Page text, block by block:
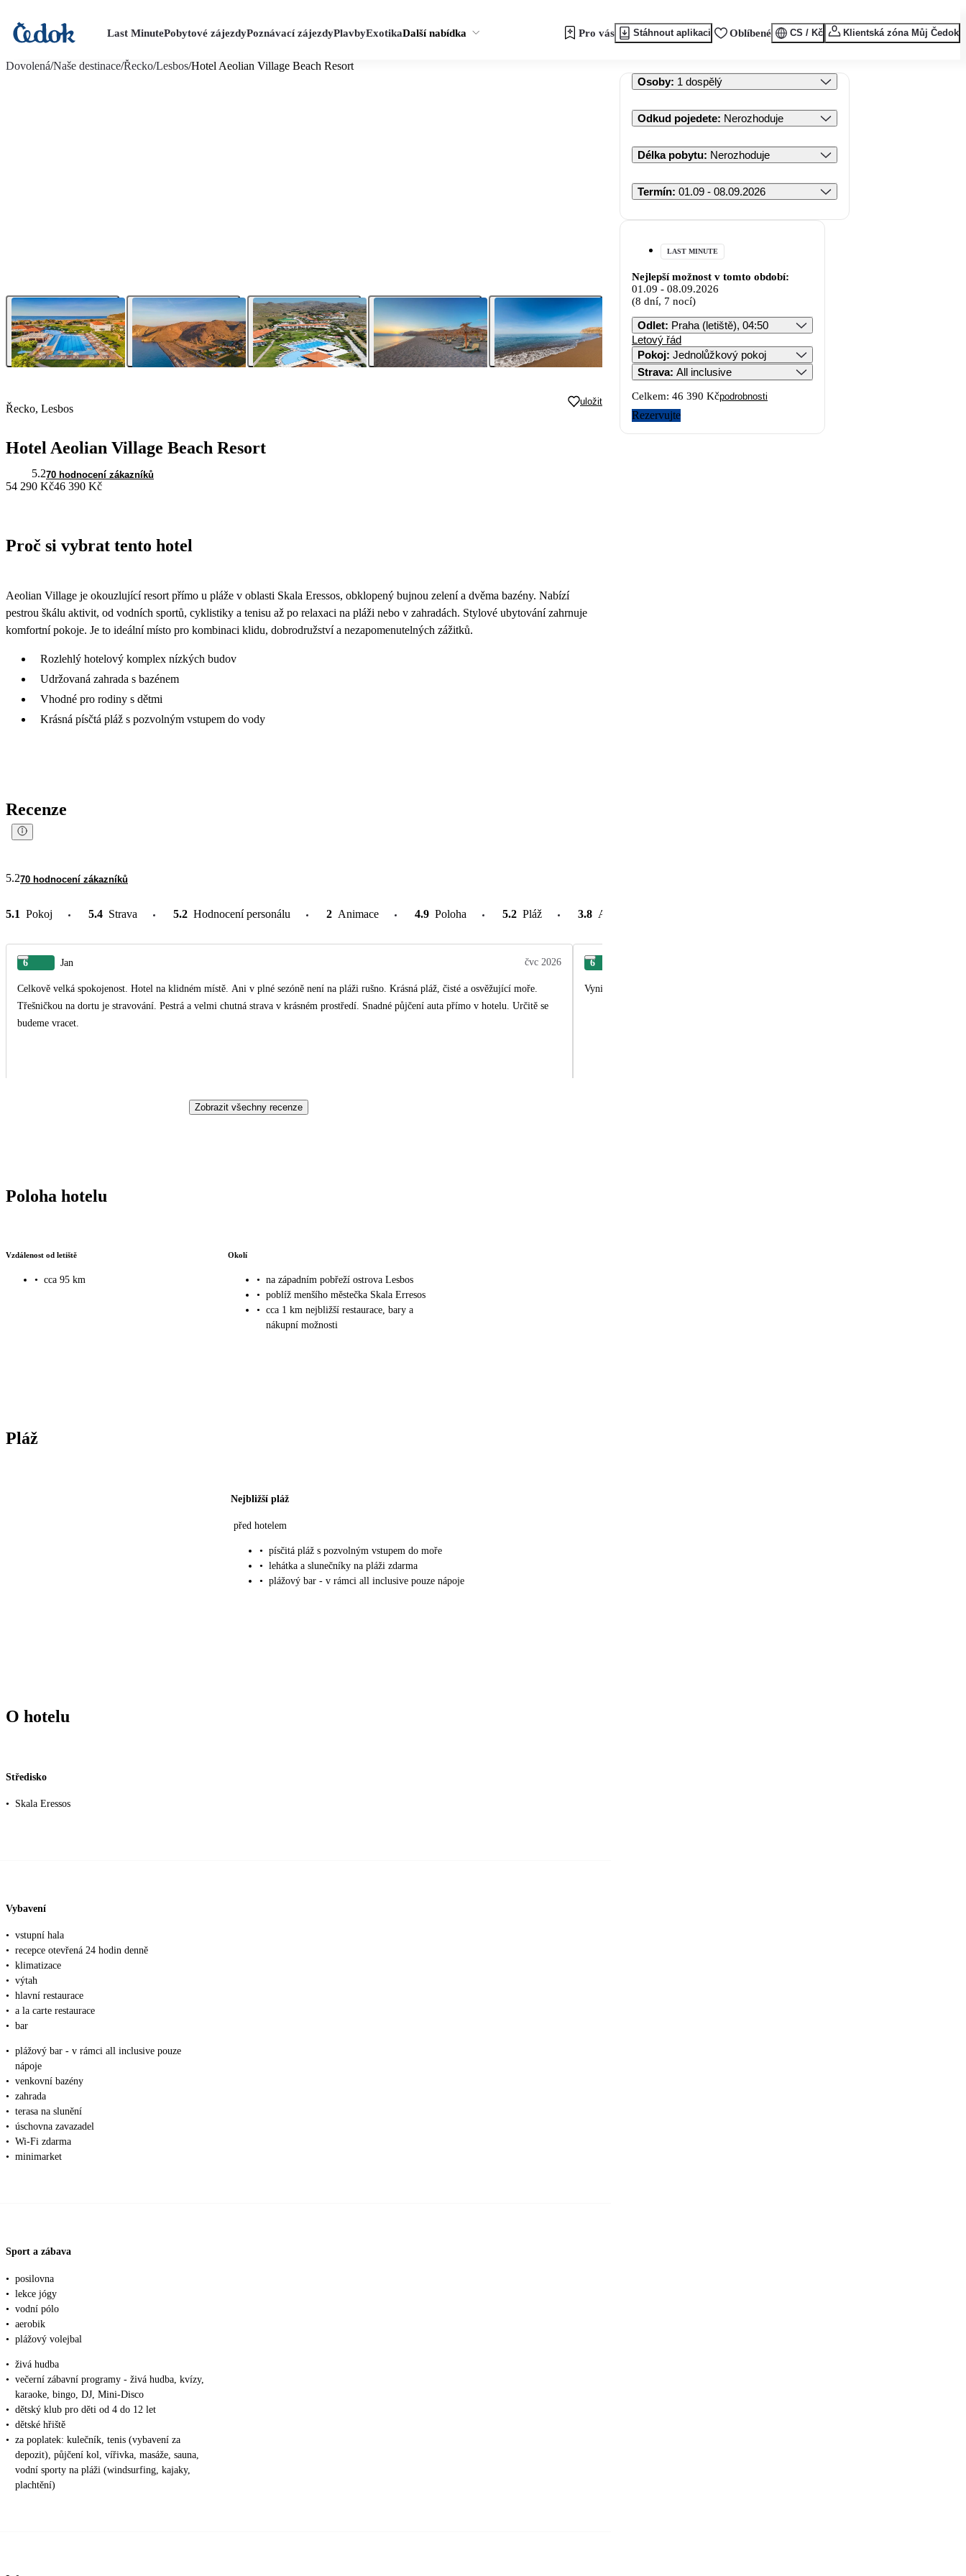
Last MinutePobytové zájezdyPoznávací zájezdyPlavbyExotikaDalší nabídka Pro vás Stáhnout aplikaci Oblíbené CS / Kč Klientská zóna Můj Čedok
Dovolená/Naše destinace/Řecko/Lesbos/Hotel Aeolian Village Beach Resort
Řecko, Lesbos
uložit
Hotel Aeolian Village Beach Resort
5.270 hodnocení zákazníků
54 290 Kč46 390 Kč
Proč si vybrat tento hotel
Aeolian Village je okouzlující resort přímo u pláže v oblasti Skala Eressos, obklopený bujnou zelení a dvěma bazény. Nabízí
pestrou škálu aktivit, od vodních sportů, cyklistiky a tenisu až po relaxaci na pláži nebo v zahradách. Stylové ubytování zahrnuje
komfortní pokoje. Je to ideální místo pro kombinaci klidu, dobrodružství a nezapomenutelných zážitků.
Rozlehlý hotelový komplex nízkých budov
Udržovaná zahrada s bazénem
Vhodné pro rodiny s dětmi
Krásná písčtá pláž s pozvolným vstupem do vody
Recenze
5.270 hodnocení zákazníků
5.1 Pokoj 5.4 Strava 5.2 Hodnocení personálu 2 Animace 4.9 Poloha 5.2 Pláž 3.8 Atrakce v okolí
6 Jan čvc 2026
Celkově velká spokojenost. Hotel na klidném místě. Ani v plné sezóně není na pláži rušno. Krásná pláž, čisté a osvěžující moře.
Třešničkou na dortu je stravování. Pestrá a velmi chutná strava v krásném prostředí. Snadné půjčení auta přímo v hotelu. Určitě se
budeme vracet.
6
Vynikající zájezd ( destinace) od začátku až do konce!!!
Zobrazit všechny recenze
Poloha hotelu
Vzdálenost od letiště
• cca 95 km
Okolí
• na západním pobřeží ostrova Lesbos
• poblíž menšího městečka Skala Erresos
• cca 1 km nejbližší restaurace, bary a
nákupní možnosti
Pláž
Nejbližší pláž
před hotelem
• písčitá pláž s pozvolným vstupem do moře
• lehátka a slunečníky na pláži zdarma
• plážový bar - v rámci all inclusive pouze nápoje
O hotelu
Středisko
• Skala Eressos
Vybavení
• vstupní hala
• recepce otevřená 24 hodin denně
• klimatizace
• výtah
• hlavní restaurace
• a la carte restaurace
• bar
• plážový bar - v rámci all inclusive pouze
nápoje
• venkovní bazény
• zahrada
• terasa na slunění
• úschovna zavazadel
• Wi-Fi zdarma
• minimarket
Sport a zábava
• posilovna
• lekce jógy
• vodní pólo
• aerobik
• plážový volejbal
• živá hudba
• večerní zábavní programy - živá hudba, kvízy,
karaoke, bingo, DJ, Mini-Disco
• dětský klub pro děti od 4 do 12 let
• dětské hřiště
• za poplatek: kulečník, tenis (vybavení za
depozit), půjčení kol, vířivka, masáže, sauna,
vodní sporty na pláži (windsurfing, kajaky,
plachtění)
Osoby: 1 dospělý
Odkud pojedete: Nerozhoduje
Délka pobytu: Nerozhoduje
Termín: 01.09 - 08.09.2026
LAST MINUTE
Nejlepší možnost v tomto období:
01.09 - 08.09.2026
(8 dní, 7 nocí)
Odlet: Praha (letiště), 04:50
Letový řád
Pokoj: Jednolůžkový pokoj
Strava: All inclusive
Celkem: 46 390 Kčpodrobnosti
Rezervujte